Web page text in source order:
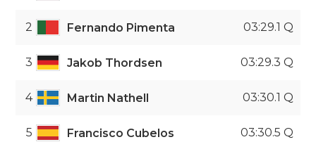
2 Fernando Pimenta 03:29.1 Q
3 Jakob Thordsen 03:29.3 Q
4 Martin Nathell 03:30.1 Q
5 Francisco Cubelos 03:30.5 Q